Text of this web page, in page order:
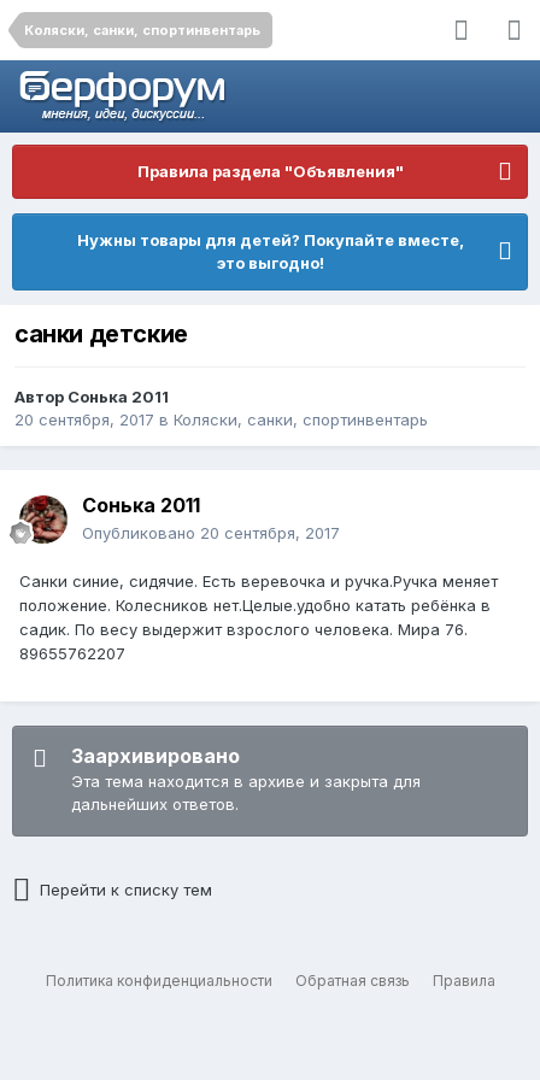
Коляски, санки, спортинвентарь
Правила раздела "Объявления"
Нужны товары для детей? Покупайте вместе,
это выгодно!
санки детские
Автор Сонька 2011
20 сентября, 2017 в Коляски, санки, спортинвентарь
Сонька 2011
Опубликовано 20 сентября, 2017
Санки синие, сидячие. Есть веревочка и ручка.Ручка меняет
положение. Колесников нет.Целые.удобно катать ребёнка в
садик. По весу выдержит взрослого человека. Мира 76.
89655762207
Заархивировано
Эта тема находится в архиве и закрыта для
дальнейших ответов.
Перейти к списку тем
Политика конфиденциальности Обратная связь Правила